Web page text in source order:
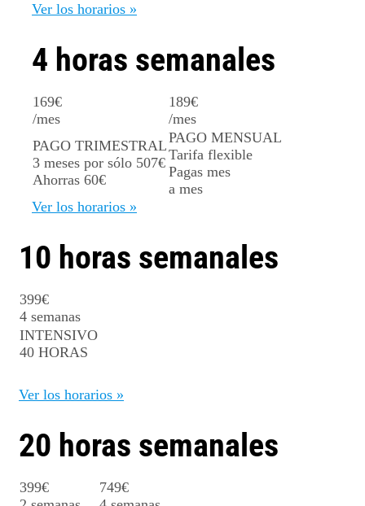
Ver los horarios »
4 horas semanales
169€
/mes
189€
/mes
PAGO TRIMESTRAL
3 meses por sólo 507€
Ahorras 60€
PAGO MENSUAL
Tarifa flexible
Pagas mes
a mes
Ver los horarios »
10 horas semanales
399€
4 semanas
INTENSIVO
40 HORAS
Ver los horarios »
20 horas semanales
399€
749€